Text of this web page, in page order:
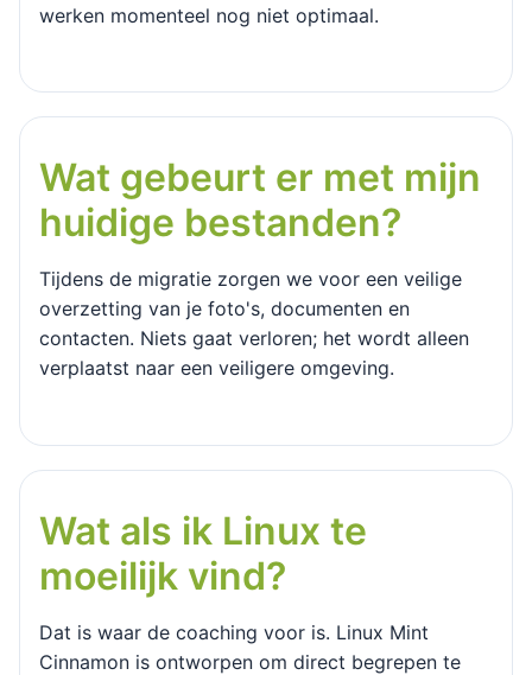
werken momenteel nog niet optimaal.
Wat gebeurt er met mijn
huidige bestanden?
Tijdens de migratie zorgen we voor een veilige
overzetting van je foto's, documenten en
contacten. Niets gaat verloren; het wordt alleen
verplaatst naar een veiligere omgeving.
Wat als ik Linux te
moeilijk vind?
Dat is waar de coaching voor is. Linux Mint
Cinnamon is ontworpen om direct begrepen te